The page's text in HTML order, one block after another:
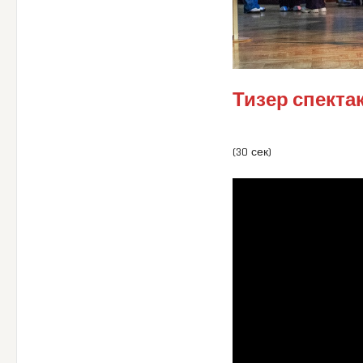
Тизер
(30 сек)